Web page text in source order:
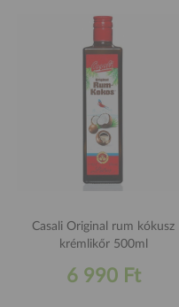
Casali Original rum kókusz
krémlikőr 500ml
6 990 Ft